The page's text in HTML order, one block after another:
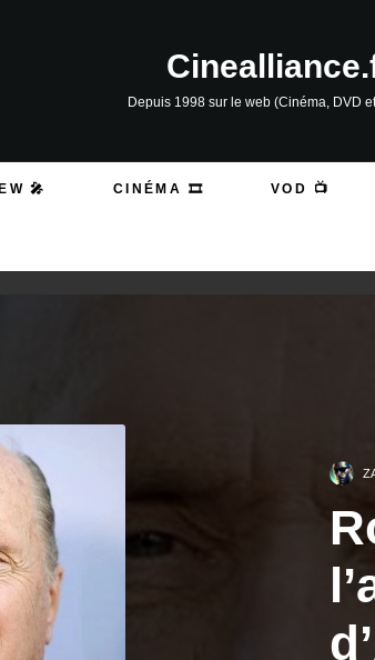
Depuis 1998 sur le web (Cinéma, DVD
🎤 CINÉMA 🎞️ VOD 📺